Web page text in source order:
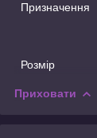
Призначення
Розмір
Приховати